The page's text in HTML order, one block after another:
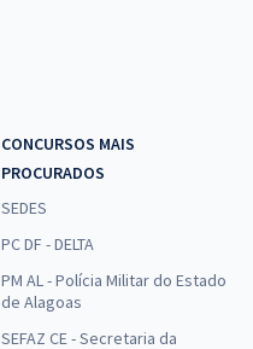
CONCURSOS MAIS
PROCURADOS
SEDES
PC DF - DELTA
PM AL - Polícia Militar do Estado
de Alagoas
SEFAZ CE - Secretaria da